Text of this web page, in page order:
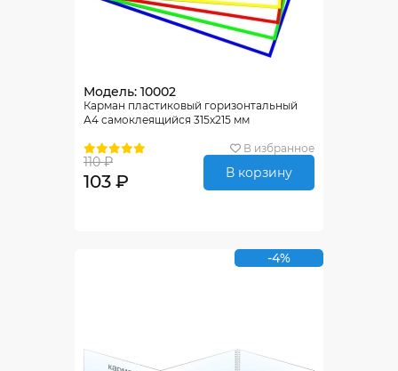
Модель: 10002
Карман пластиковый горизонтальный
А4 самоклеящийся 315х215 мм
В избранное
110 ₽
103 ₽ В корзину
-4%